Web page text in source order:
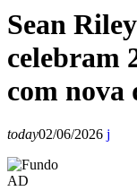
Sean
celebram
com nova
today02/06/2026
AD